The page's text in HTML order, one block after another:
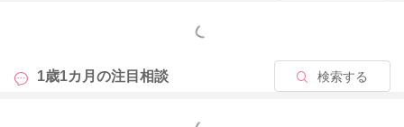
あまり考え過ぎてお母さんの負担が増えすぎない様に、進めて
よろしくお願い致します。
もっと見る
1歳1カ月の注目相談 検索する